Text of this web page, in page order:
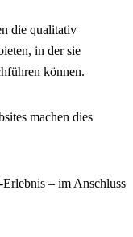
die qualitativ
in der sie
können.
machen dies
– im Anschluss